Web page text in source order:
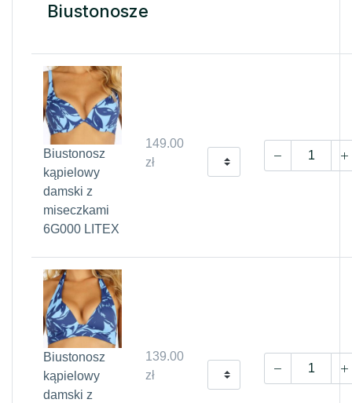
Biustonosze
Biustonosz
kąpielowy
damski z
miseczkami
6G000 LITEX
149.00
zł
Biustonosz
kąpielowy
damski z
139.00
zł